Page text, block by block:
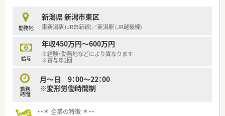
大限発揮し運営しています。
<最新の設備環境と働きやすい環境が充実>
・音声入力の薬歴･ピッキングサポートシステム･投薬カウンター
に薬歴閲覧用タブレット設置など、薬剤師が安心して働く事が出
来る様に最新の機械を導入されています。
・多くの店舗に医療事務が配属されており、1人薬剤師の店舗で
もミスが無いかをチェックする仕組みが出来ており調剤過誤率
は、ひと月あたり「0.02%」程度と殆ど過誤が発生しにくい環境
なので安心して働く事が出来ます。
でも スムーズに仕事が出来る環境が整っているので安心です。
勤務地
新潟県 新潟市東区
東新潟駅 (JR白新線)／新潟駅 (JR越後線)
給与
年収450万円～600万円
※経験・勤務地などにより異なります
※賞与年2回
勤務
時間
月～日 9：00～22：00
※変形労働時間制
・・＊ 企業の特徴 ＊・・